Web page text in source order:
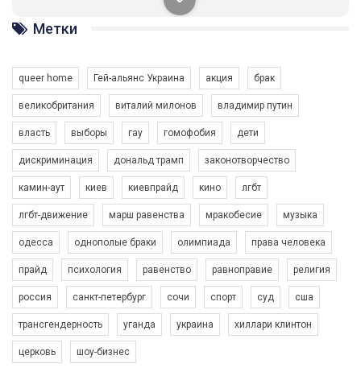
солідарності, приєднатися до нас. Регіональні підрозділи
ГАУ є в 16 областях України.
Разом наш голос лунає гучніше!
Зупинимо насильство проти ЛГБТ в Україні! Stop violence against LGBT in Ukraine!
6/30/2017
Емоційний та вражаючий промо-ролік на конкурс PACT, який
представляє програму "Гей-альянс Україна" з протидії
насильству проти ЛГБТ в Україні.
Ми просимо вашої підтримки, щоб реалізувати нашу
програму з боротьби з насильством проти ЛГБТ в Україні.
Якщо ти хочеш підтримати нас - просто натисни "лайк" під
1.9K Просмотров • 226 Нравится • 5 Комментариев
Метки
queer home Гей-альянс Украина акция брак
великобритания виталий милонов владимир путин
власть выборы гау гомофобия дети
дискриминация дональд трамп законотворчество
камин-аут киев киевпрайд кино лгбт
лгбт-движение марш равенства мракобесие музыка
одесса однополые браки олимпиада права человека
прайд психология равенство равноправие религия
россия санкт-петербург сочи спорт суд сша
трансгендерность уганда украина хиллари клинтон
церковь шоу-бизнес